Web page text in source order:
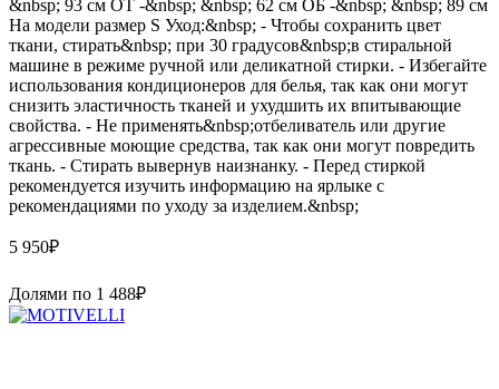
&nbsp; 93 см ОТ -&nbsp; &nbsp; 62 см ОБ -&nbsp; &nbsp; 89 см
На модели размер S Уход:&nbsp; - Чтобы сохранить цвет
ткани, стирать&nbsp; при 30 градусов&nbsp;в стиральной
машине в режиме ручной или деликатной стирки. - Избегайте
использования кондиционеров для белья, так как они могут
снизить эластичность тканей и ухудшить их впитывающие
свойства. - Не применять&nbsp;отбеливатель или другие
агрессивные моющие средства, так как они могут повредить
ткань. - Стирать вывернув наизнанку. - Перед стиркой
рекомендуется изучить информацию на ярлыке с
рекомендациями по уходу за изделием.&nbsp;
5 950₽
Долями по 1 488₽